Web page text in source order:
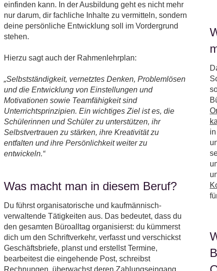
einfinden kann. In der Ausbildung geht es nicht mehr
nur darum, dir fachliche Inhalte zu vermitteln, sondern
deine persönliche Entwicklung soll im Vordergrund
stehen.
Hierzu sagt auch der Rahmenlehrplan:
„Selbstständigkeit, vernetztes Denken, Problemlösen
und die Entwicklung von Einstellungen und
Motivationen sowie Teamfähigkeit sind
Unterrichtsprinzipien. Ein wichtiges Ziel ist es, die
Schülerinnen und Schüler zu unterstützen, ihr
Selbstvertrauen zu stärken, ihre Kreativität zu
entfalten und ihre Persönlichkeit weiter zu
entwickeln.“
Was macht man in diesem Beruf?
Du führst organisatorische und kaufmännisch-
verwaltende Tätigkeiten aus. Das bedeutet, dass du
den gesamten Büroalltag organisierst: du kümmerst
dich um den Schriftverkehr, verfasst und verschickst
Geschäftsbriefe, planst und erstellst Termine,
bearbeitest die eingehende Post, schreibst
Rechnungen, überwachst deren Zahlungseingang